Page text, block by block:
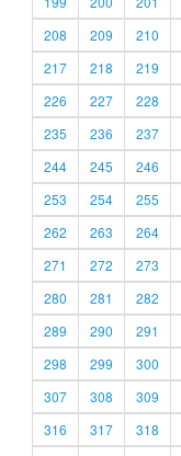
208
209 210
217
218 219
226
227 228
235
236 237
244
245 246
253
254 255
262
263 264
271
272 273
280
281 282
289
290 291
298
299 300
307
308 309
316
317 318